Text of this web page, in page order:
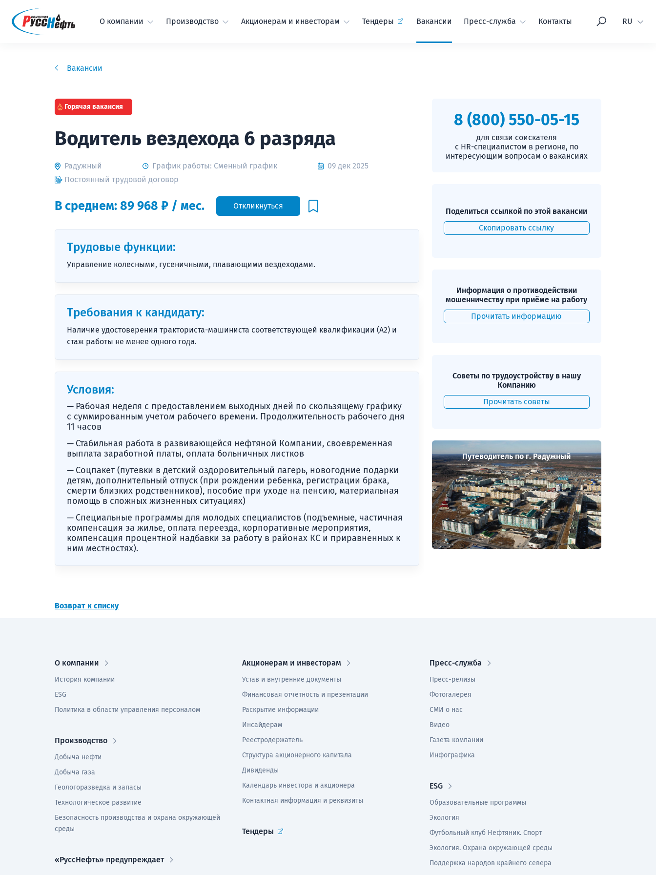
О компании Производство Акционерам и инвесторам Тендеры Вакансии Пресс-служба Контакты Язык
RU
Вакансии
8 (800) 550-05-15
для связи соискателя
с HR-специалистом в регионе, по
интересующим вопросам о вакансиях
Поделиться ссылкой по этой вакансии
Скопировать ссылку
Информация о противодействии
мошенничеству при приёме на работу
Прочитать информацию
Советы по трудоустройству в нашу
Компанию
Прочитать советы
Путеводитель по г. Радужный
Горячая вакансия
Водитель вездехода 6 разряда
Радужный График работы: Сменный график
09 дек 2025
Постоянный трудовой договор
В среднем: 89 968 ₽ / мес. Откликнуться
Трудовые функции:
Управление колесными, гусеничными, плавающими вездеходами.
Требования к кандидату:
Наличие удостоверения тракториста-машиниста соответствующей квалификации (А2) и
стаж работы не менее одного года.
Условия:
Рабочая неделя с предоставлением выходных дней по скользящему графику
с суммированным учетом рабочего времени. Продолжительность рабочего дня
11 часов
Стабильная работа в развивающейся нефтяной Компании, своевременная
выплата заработной платы, оплата больничных листков
Соцпакет (путевки в детский оздоровительный лагерь, новогодние подарки
детям, дополнительный отпуск (при рождении ребенка, регистрации брака,
смерти близких родственников), пособие при уходе на пенсию, материальная
помощь в сложных жизненных ситуациях)
Специальные программы для молодых специалистов (подъемные, частичная
компенсация за жилье, оплата переезда, корпоративные мероприятия,
компенсация процентной надбавки за работу в районах КС и приравненных к
ним местностях).
Возврат к списку
О компании
История компании
ESG
Политика в области управления персоналом
Производство
Добыча нефти
Добыча газа
Геологоразведка и запасы
Технологическое развитие
Безопасность производства и охрана окружающей
среды
«РуссНефть» предупреждает
Акционерам и инвесторам
Устав и внутренние документы
Финансовая отчетность и презентации
Раскрытие информации
Инсайдерам
Реестродержатель
Структура акционерного капитала
Дивиденды
Календарь инвестора и акционера
Контактная информация и реквизиты
Тендеры
Пресс-служба
Пресс-релизы
Фотогалерея
СМИ о нас
Видео
Газета компании
Инфографика
ESG
Образовательные программы
Экология
Футбольный клуб Нефтяник. Спорт
Экология. Охрана окружающей среды
Поддержка народов крайнего севера